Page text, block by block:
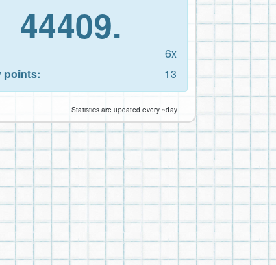
44409.
6x
points:
13
Statistics are updated every ~day